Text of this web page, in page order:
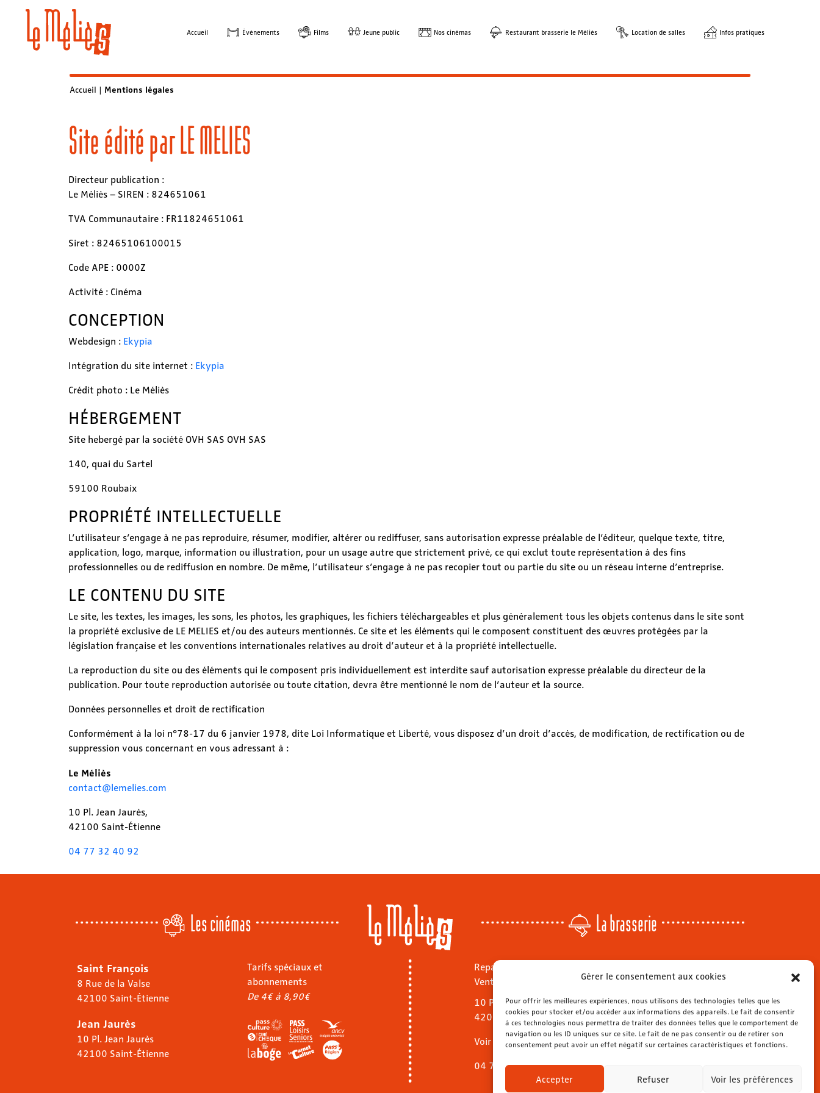
Gérer le consentement aux cookies
Pour offrir les meilleures expériences, nous utilisons des technologies telles que les
cookies pour stocker et/ou accéder aux informations des appareils. Le fait de consentir
à ces technologies nous permettra de traiter des données telles que le comportement de
navigation ou les ID uniques sur ce site. Le fait de ne pas consentir ou de retirer son
consentement peut avoir un effet négatif sur certaines caractéristiques et fonctions.
Accepter Refuser Voir les préférences
Accueil Évènements Films Jeune public Nos cinémas Restaurant brasserie le Méliès Location de salles Infos pratiques
Accueil | Mentions légales
Site édité par LE MELIES
Directeur publication :
Le Méliès – SIREN : 824651061
TVA Communautaire : FR11824651061
Siret : 82465106100015
Code APE : 0000Z
Activité : Cinéma
CONCEPTION
Webdesign : Ekypia
Intégration du site internet : Ekypia
Crédit photo : Le Méliès
HÉBERGEMENT
Site hebergé par la société OVH SAS OVH SAS
140, quai du Sartel
59100 Roubaix
PROPRIÉTÉ INTELLECTUELLE
L’utilisateur s’engage à ne pas reproduire, résumer, modifier, altérer ou rediffuser, sans autorisation expresse préalable de l’éditeur, quelque texte, titre,
application, logo, marque, information ou illustration, pour un usage autre que strictement privé, ce qui exclut toute représentation à des fins
professionnelles ou de rediffusion en nombre. De même, l’utilisateur s’engage à ne pas recopier tout ou partie du site ou un réseau interne d’entreprise.
LE CONTENU DU SITE
Le site, les textes, les images, les sons, les photos, les graphiques, les fichiers téléchargeables et plus généralement tous les objets contenus dans le site sont
la propriété exclusive de LE MELIES et/ou des auteurs mentionnés. Ce site et les éléments qui le composent constituent des œuvres protégées par la
législation française et les conventions internationales relatives au droit d’auteur et à la propriété intellectuelle.
La reproduction du site ou des éléments qui le composent pris individuellement est interdite sauf autorisation expresse préalable du directeur de la
publication. Pour toute reproduction autorisée ou toute citation, devra être mentionné le nom de l’auteur et la source.
Données personnelles et droit de rectification
Conformément à la loi n°78-17 du 6 janvier 1978, dite Loi Informatique et Liberté, vous disposez d’un droit d’accès, de modification, de rectification ou de
suppression vous concernant en vous adressant à :
Le Méliès
contact@lemelies.com
10 Pl. Jean Jaurès,
42100 Saint-Étienne
04 77 32 40 92
Les cinémas La brasserie
Saint François
8 Rue de la Valse
42100 Saint-Étienne
Jean Jaurès
10 Pl. Jean Jaurès
42100 Saint-Étienne
Tarifs spéciaux et
abonnements
De 4€ à 8,90€
Repas sur place
Vente à emporter
10 Pl. Jean Jaurès
42000 Saint-Étienne
Voir le menu
04 77 32 40 92
Mardi & mercredi: 11h - 00h30
Jeudi: 11h - 1h
Vendredi & samedi: 11h - 1h30
Dimanche: 11h - 00h